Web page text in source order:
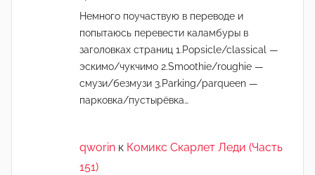
Немного поучаствую в переводе и
попытаюсь перевести каламбуры в
заголовках страниц 1.Popsicle/classical —
эскимо/чукчимо 2.Smoothie/roughie —
смузи/безмузи 3.Parking/parqueen —
парковка/пустырёвка…
qworin к Комикс Скарлет Леди (Часть
151)